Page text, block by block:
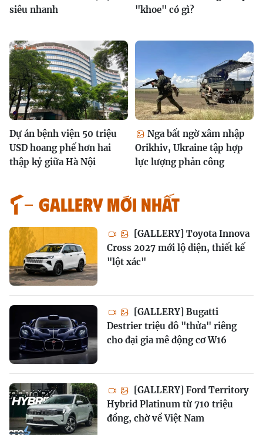
siêu nhanh
"khoe" có gì?
Dự án bệnh viện 50 triệu
USD hoang phế hơn hai
thập kỷ giữa Hà Nội
Nga bất ngờ xâm nhập
Orikhiv, Ukraine tập hợp
lực lượng phản công
GALLERY MỚI NHẤT
[GALLERY] Toyota Innova
Cross 2027 mới lộ diện, thiết kế
"lột xác"
[GALLERY] Bugatti
Destrier triệu đô "thửa" riêng
cho đại gia mê động cơ W16
[GALLERY] Ford Territory
Hybrid Platinum từ 710 triệu
đồng, chờ về Việt Nam